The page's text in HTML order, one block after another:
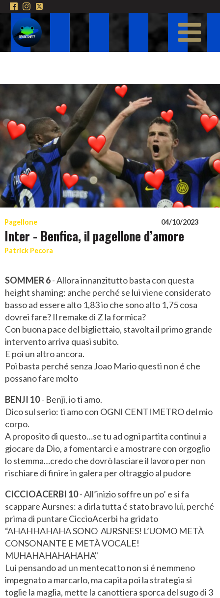
Pagellone 04/10/2023
Inter - Benfica, il pagellone d’amore
Patrick Pecora
SOMMER 6- Allora innanzitutto basta con questa
height shaming: anche perché se lui viene considerato
basso ad essere alto 1,83 io che sono alto 1,75 cosa
dovrei fare? Il remake di Z la formica?
Con buona pace del bigliettaio, stavolta il primo grande
intervento arriva quasi subito.
E poi un altro ancora.
Poi basta perché senza Joao Mario questi non é che
possano fare molto
BENJI 10- Benji, io ti amo.
Dico sul serio: ti amo con OGNI CENTIMETRO del mio
corpo.
A proposito di questo…se tu ad ogni partita continui a
giocare da Dio, a fomentarci e a mostrare con orgoglio
lo stemma…credo che dovrò lasciare il lavoro per non
rischiare di finire in galera per oltraggio al pudore
CICCIOACERBI 10- All’inizio soffre un po’ e si fa
scappare Aursnes: a dirla tutta é stato bravo lui, perché
prima di puntare CiccioAcerbi ha gridato
“AHAHHAHAHA SONO AURSNES! L’UOMO METÀ
CONSONANTE E METÀ VOCALE!
MUHAHAHAHAHAHA"
Lui pensando ad un mentecatto non si é nemmeno
impegnato a marcarlo, ma capita poi la strategia si
toglie la maglia, mette la canottiera sporca del sugo di 3